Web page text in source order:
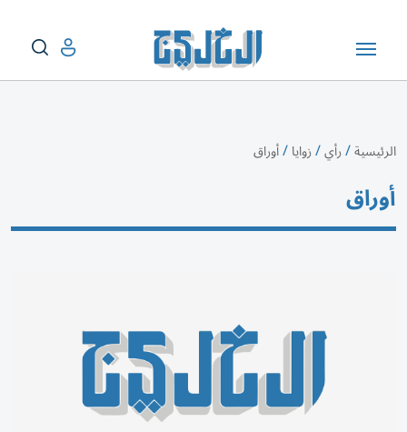
الرئيسية/رأي/زوايا/أوراق
أوراق